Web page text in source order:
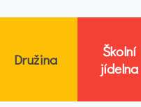
Družina
Školní
jídelna